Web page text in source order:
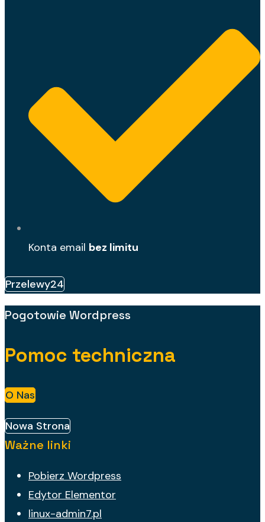
Konta email bez limitu
Przelewy24
Pogotowie Wordpress
Pomoc techniczna
O Nas
Nowa Strona
Ważne linki
Pobierz Wordpress
Edytor Elementor
linux-admin7.pl